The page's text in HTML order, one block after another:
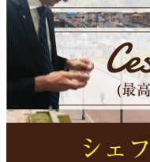
(最
シェ